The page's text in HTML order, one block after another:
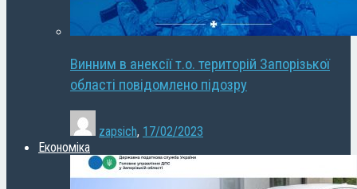
Винним в анексії т.о. територій Запорізької
області повідомлено підозру
zapsich, 17/02/2023
Економіка